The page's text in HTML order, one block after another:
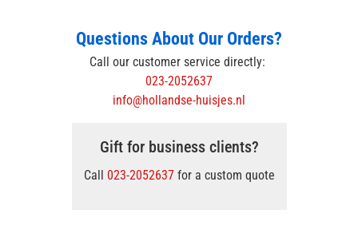
Questions About Our Orders?
Call our customer service directly:
023-2052637
info@hollandse-huisjes.nl
Gift for business clients?
Call 023-2052637for a custom quote